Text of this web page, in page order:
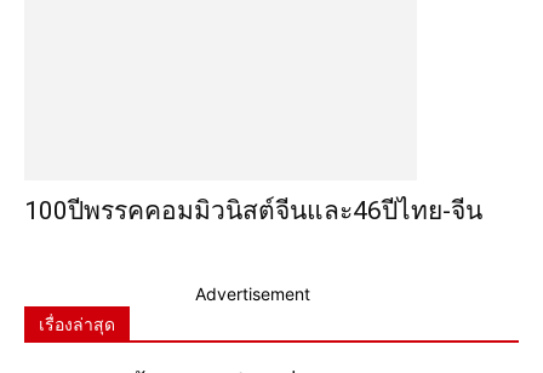
100ปีพรรคคอมมิวนิสต์จีนและ46ปีไทย-จีน
Advertisement
เรื่องล่าสุด